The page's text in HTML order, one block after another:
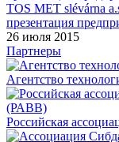
TOS MET slévárna
презентация
26 июля 2015
Партнеры
Агентство
Российская